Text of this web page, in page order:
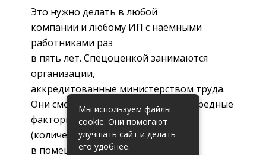
Это нужно делать в любой
компании и любому ИП с наёмными
работниками раз
в пять лет. Спецоценкой занимаются
организации,
аккредитованные министерством труда.
Они смотрят на условия работы и вредные
факторы
(количество света, шума и пыли
в помещении) и проверяют
Мы используем файлы
cookie. Они помогают
улучшать сайт и делать
его удобнее.